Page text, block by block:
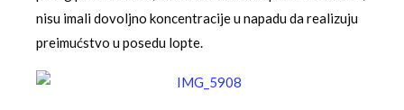
nisu imali dovoljno koncentracije u napadu da realizuju
preimućstvo u posedu lopte.